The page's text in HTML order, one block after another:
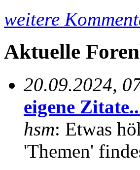
weitere
Aktuelle
20.09.2024,
eigene
hsm: Etwas
'Themen'